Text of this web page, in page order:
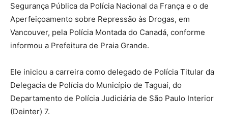
Segurança Pública da Polícia Nacional da França e o de
Aperfeiçoamento sobre Repressão às Drogas, em
Vancouver, pela Polícia Montada do Canadá, conforme
informou a Prefeitura de Praia Grande.
Ele iniciou a carreira como delegado de Polícia Titular da
Delegacia de Polícia do Município de Taguaí, do
Departamento de Polícia Judiciária de São Paulo Interior
(Deinter) 7.